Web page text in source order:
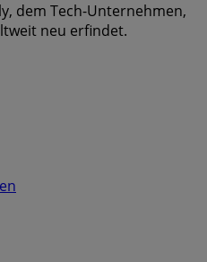
dem Tech-Unternehmen,
neu erfindet.